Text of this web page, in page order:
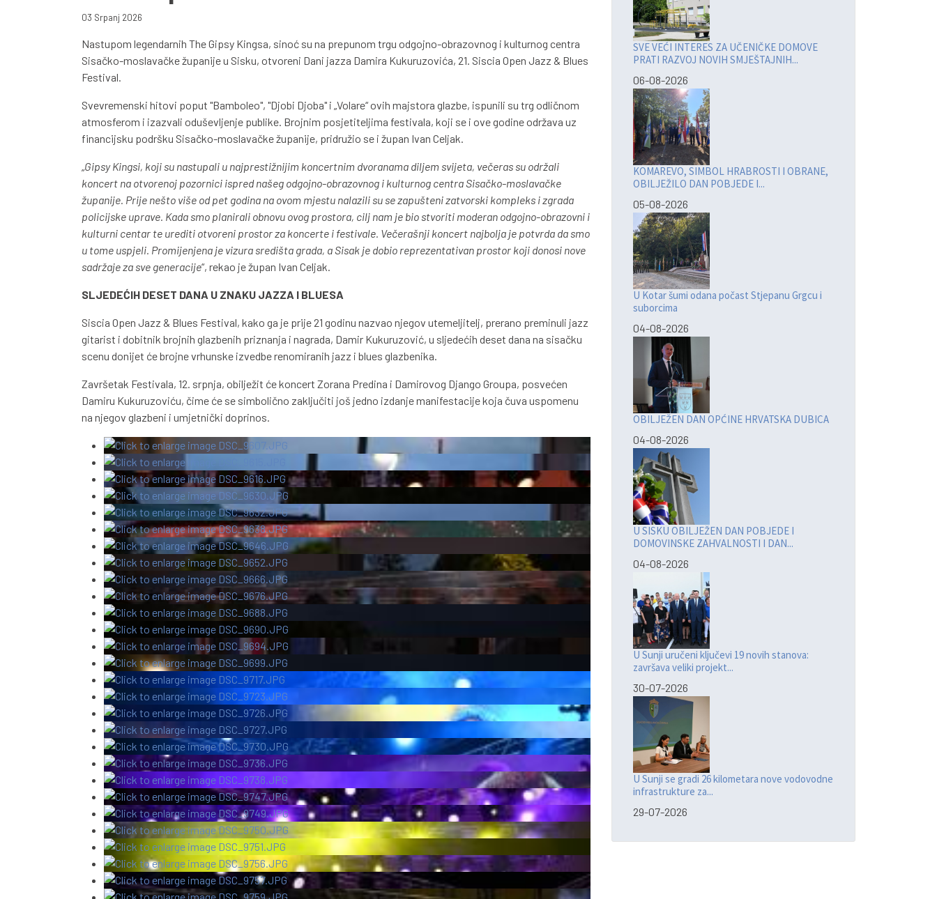
03 Srpanj 2026
Nastupom legendarnih The Gipsy Kingsa, sinoć su na prepunom trgu odgojno-obrazovnog i kulturnog centra
Sisačko-moslavačke županije u Sisku, otvoreni Dani jazza Damira Kukuruzovića, 21. Siscia Open Jazz & Blues
Festival.
Svevremenski hitovi poput "Bamboleo", "Djobi Djoba" i „Volare“ ovih majstora glazbe, ispunili su trg odličnom
atmosferom i izazvali oduševljenje publike. Brojnim posjetiteljima festivala, koji se i ove godine održava uz
financijsku podršku Sisačko-moslavačke županije, pridružio se i župan Ivan Celjak.
Gipsy Kingsi, koji su nastupali u najprestižnijim koncertnim dvoranama diljem svijeta, večeras su održali
koncert na otvorenoj pozornici ispred našeg odgojno-obrazovnog i kulturnog centra Sisačko-moslavačke
županije. Prije nešto više od pet godina na ovom mjestu nalazili su se zapušteni zatvorski kompleks i zgrada
policijske uprave. Kada smo planirali obnovu ovog prostora, cilj nam je bio stvoriti moderan odgojno-obrazovni i
kulturni centar te urediti otvoreni prostor za koncerte i festivale. Večerašnji koncert najbolja je potvrda da smo
u tome uspjeli. Promijenjena je vizura središta grada, a Sisak je dobio reprezentativan prostor koji donosi nove
sadržaje za sve generacije“, rekao je župan Ivan Celjak.
SLJEDEĆIH DESET DANA U ZNAKU JAZZA I BLUESA
Siscia Open Jazz & Blues Festival, kako ga je prije 21 godinu nazvao njegov utemeljitelj, prerano preminuli jazz
gitarist i dobitnik brojnih glazbenih priznanja i nagrada, Damir Kukuruzović, u sljedećih deset dana na sisačku
scenu donijet će brojne vrhunske izvedbe renomiranih jazz i blues glazbenika.
Završetak Festivala, 12. srpnja, obilježit će koncert Zorana Predina i Damirovog Django Groupa, posvećen
Damiru Kukuruzoviću, čime će se simbolično zaključiti još jedno izdanje manifestacije koja čuva uspomenu
na njegov glazbeni i umjetnički doprinos.
SVE VEĆI INTERES ZA UČENIČKE DOMOVE
PRATI RAZVOJ NOVIH SMJEŠTAJNIH...
06-08-2026
KOMAREVO, SIMBOL HRABROSTI I OBRANE,
OBILJEŽILO DAN POBJEDE I...
05-08-2026
U Kotar šumi odana počast Stjepanu Grgcu i
suborcima
04-08-2026
OBILJEŽEN DAN OPĆINE HRVATSKA DUBICA
04-08-2026
U SISKU OBILJEŽEN DAN POBJEDE I
DOMOVINSKE ZAHVALNOSTI I DAN...
04-08-2026
U Sunji uručeni ključevi 19 novih stanova:
završava veliki projekt...
30-07-2026
U Sunji se gradi 26 kilometara nove vodovodne
infrastrukture za...
29-07-2026